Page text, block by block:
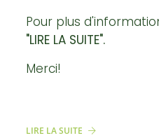
Pour plus
"LIRE LA SUITE".
Merci!
LIRE LA SUITE